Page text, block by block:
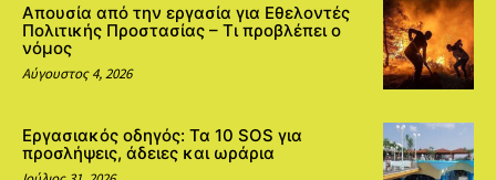
Απουσία από την εργασία για Εθελοντές
Πολιτικής Προστασίας – Τι προβλέπει ο
νόμος
Αύγουστος 4, 2026
Εργασιακός οδηγός: Τα 10 SOS για
προσλήψεις, άδειες και ωράρια